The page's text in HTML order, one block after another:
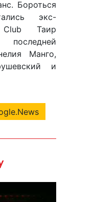
Бороться
экс-
Club Таир
последней
Манго,
и